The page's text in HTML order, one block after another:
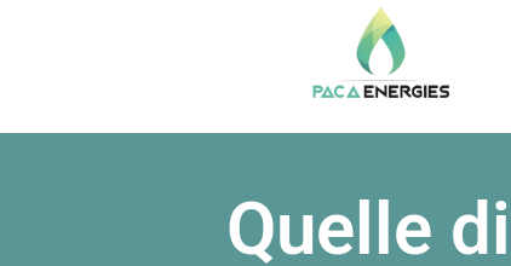
Quelle